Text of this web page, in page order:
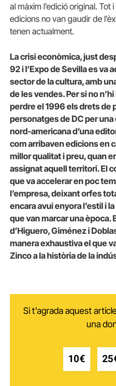
al màxim l’edició original.
edicions no van gaudir de
tenen actualment.
La crisi econòmica, just
92 i l’Expo de Sevilla es va
sector de la cultura, amb
de les vendes. Per si no
perdre el 1996 els drets de
personatges de DC per
nord-americana d’una
com arribaven edicions en
millor qualitat i preu, quan
assignat aquell territori. El
que va accelerar en poc
l’empresa, deixant orfes
encara avui enyora l’estil i
que van marcar una època.
d’Higuero, Giménez i
manera exhaustiva el que
Zinco a la història de la
Si t'agrada aquest
una
10€